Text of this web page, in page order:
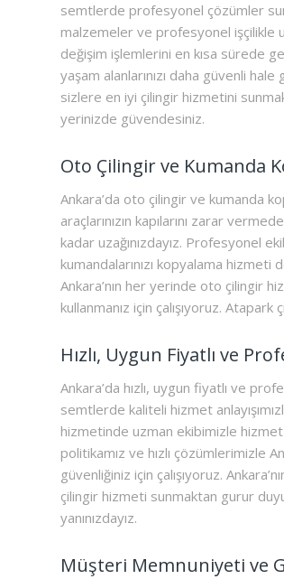
semtlerde profesyonel çözümler
malzemeler ve profesyonel işçilikle
değişim işlemlerini en kısa sürede
yaşam alanlarınızı daha güvenli
sizlere en iyi çilingir hizmetini
yerinizde güvendesiniz.
Oto Çilingir ve Kumanda
Ankara’da oto çilingir ve kumanda
araçlarınızın kapılarını zarar
kadar uzağınızdayız. Profesyonel
kumandalarınızı kopyalama
Ankara’nın her yerinde oto çilingir
kullanmanız için çalışıyoruz.
Hızlı, Uygun Fiyatlı ve
Ankara’da hızlı, uygun fiyatlı ve
semtlerde kaliteli hizmet
hizmetinde uzman ekibimizle
politikamız ve hızlı çözümlerimizle
güvenliğiniz için çalışıyoruz.
çilingir hizmeti sunmaktan gurur
yanınızdayız.
Müşteri Memnuniyeti ve